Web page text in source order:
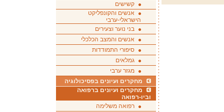
קשישים
אנשים והקונפליקט
הישראלי-ערבי
בני נוער וצעירים
אנשים והמצב הכלכלי
סיפורי התמודדות
גמלאים
מגזר ערבי
מחקרים ועיונים בפסיכולוגיה
מחקרים ועיונים ברפואה
וביו-רפואה
רפואה משלימה